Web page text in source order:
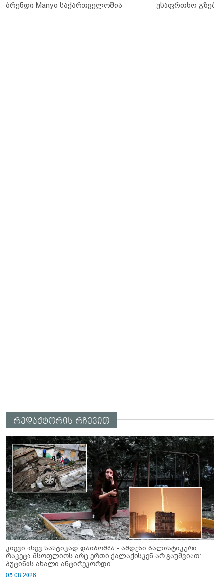
ბრენდი Manyo საქართველოშია
უსაფრთხო გზები
რედაქტორის რჩევით
კიევი ისევ სასტიკად დაიბომბა - ამდენი ბალისტიკური
რაკეტა მსოფლიოს არც ერთი ქალაქისკენ არ გაუშვიათ:
პუტინის ახალი ანტირეკორდი
05.08.2026